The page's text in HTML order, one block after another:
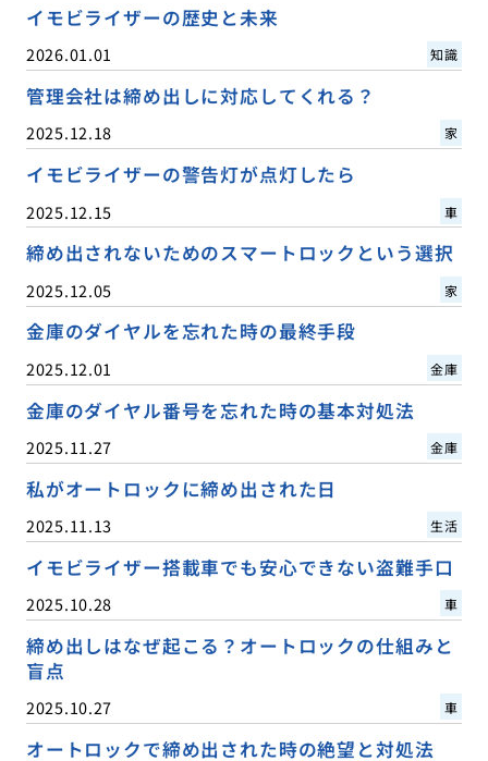
イモビライザーの歴史と未来
2026.01.01 知識
管理会社は締め出しに対応してくれる？
2025.12.18 家
イモビライザーの警告灯が点灯したら
2025.12.15 車
締め出されないためのスマートロックという選択
2025.12.05 家
金庫のダイヤルを忘れた時の最終手段
2025.12.01 金庫
金庫のダイヤル番号を忘れた時の基本対処法
2025.11.27 金庫
私がオートロックに締め出された日
2025.11.13 生活
イモビライザー搭載車でも安心できない盗難手口
2025.10.28 車
締め出しはなぜ起こる？オートロックの仕組みと
盲点
2025.10.27 車
オートロックで締め出された時の絶望と対処法